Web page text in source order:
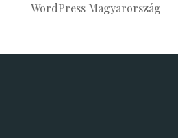
WordPress Magyarország